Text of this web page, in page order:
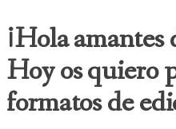
¡Hola
Hoy os quiero
formatos de